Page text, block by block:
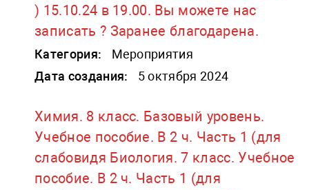
) 15.10.24 в 19.00. Вы можете нас
записать ? Заранее благодарена.
Категория:
Мероприятия
Дата создания:
5 октября 2024
Химия. 8 класс. Базовый уровень.
Учебное пособие. В 2 ч. Часть 1 (для
слабовидя Биология. 7 класс. Учебное
пособие. В 2 ч. Часть 1 (для